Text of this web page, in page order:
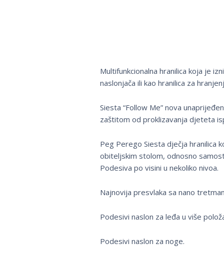
Multifunkcionalna hranilica koja je
naslonjača ili kao hranilica za
Siesta “Follow Me” nova
zaštitom od proklizavanja djeteta
Peg Perego Siesta dječja hranilica
obiteljskim stolom, odnosno
Podesiva po visini u nekoliko nivoa.
Najnovija presvlaka sa nano
Podesivi naslon za leđa u više
Podesivi naslon za noge.